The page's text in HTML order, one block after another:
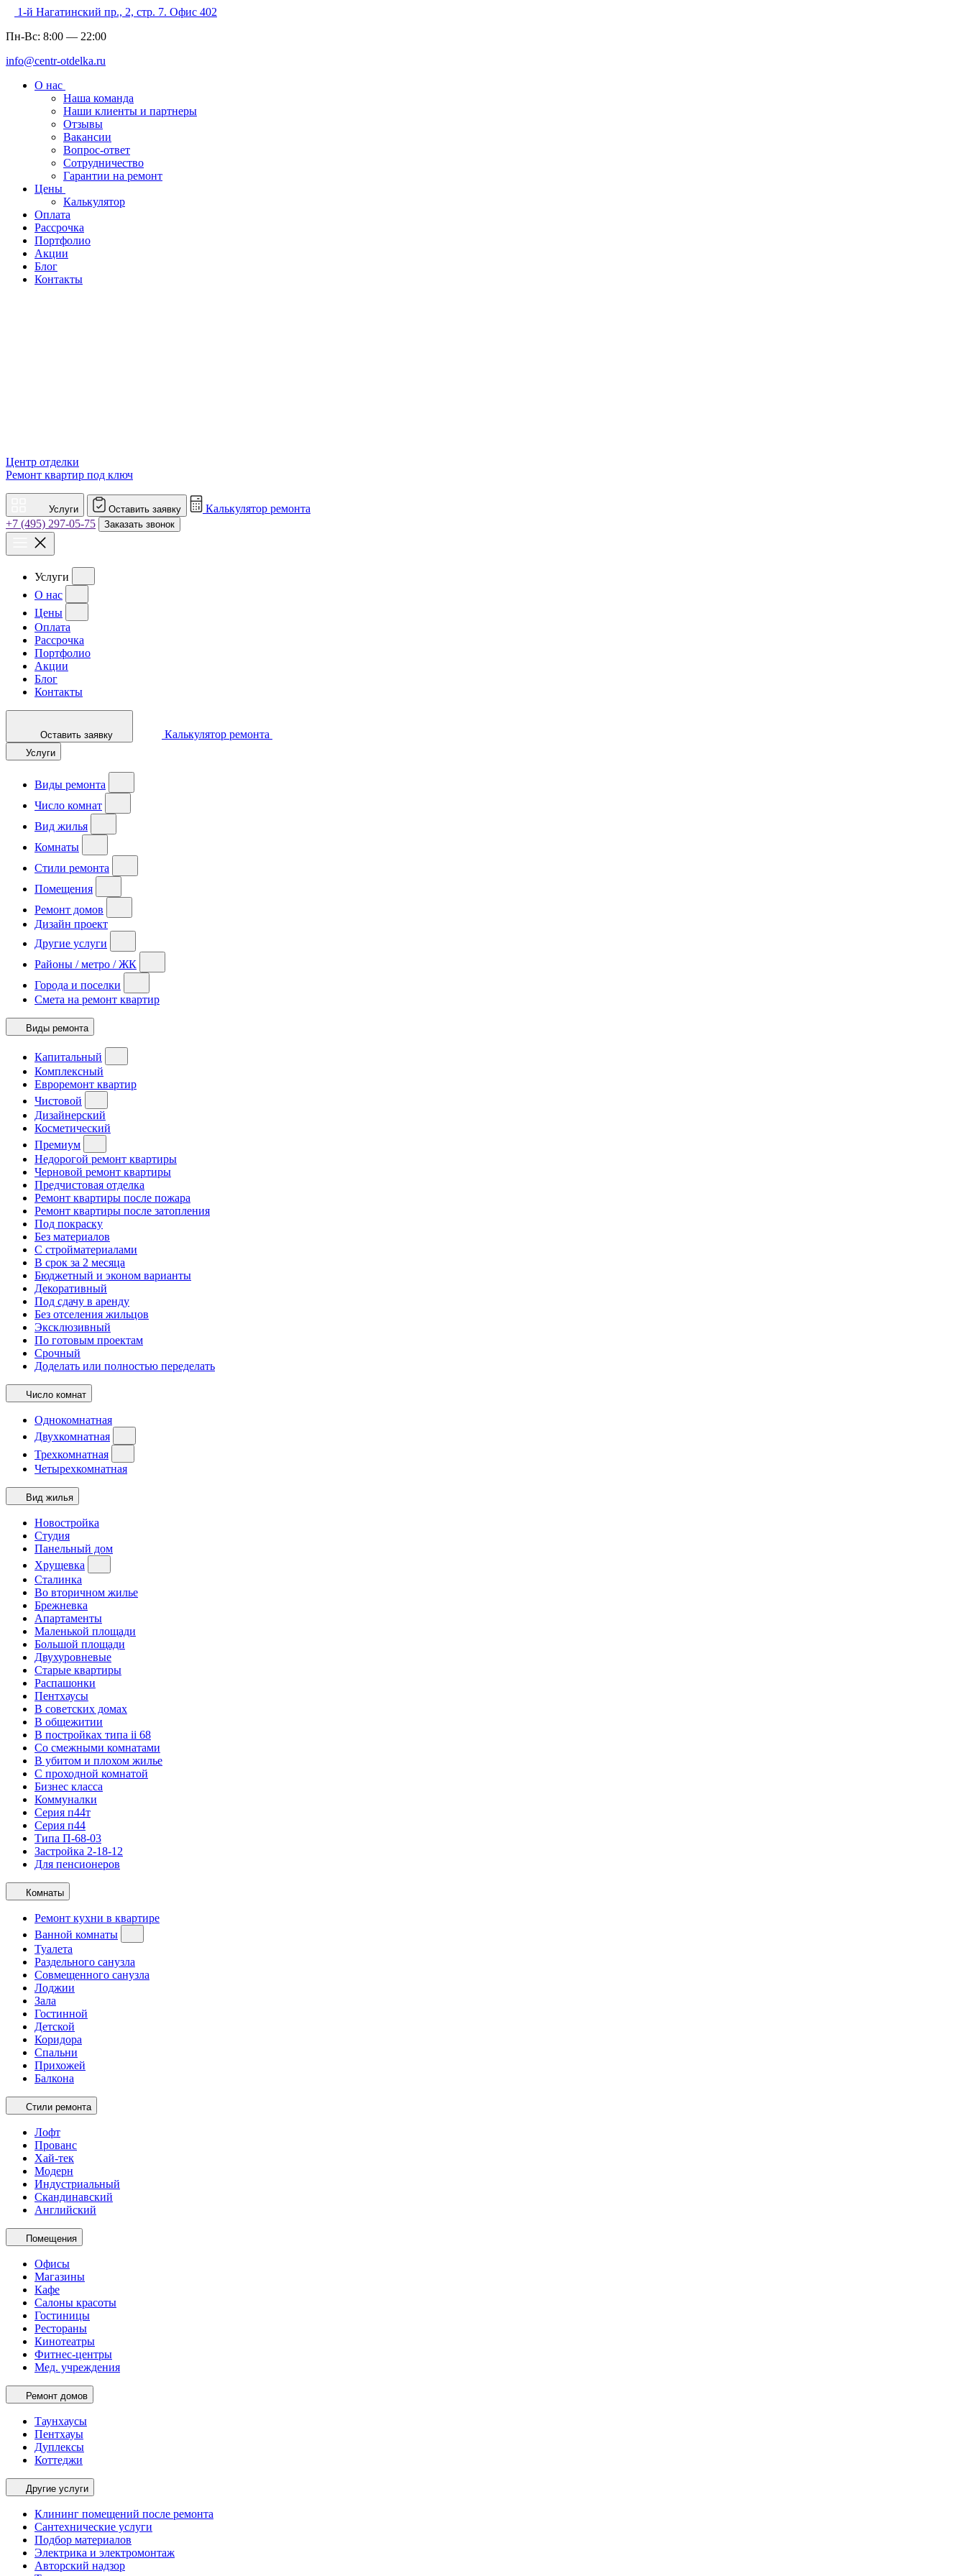
1-й Нагатинский пр., 2, стр. 7. Офис 402
Пн-Вс: 8:00 — 22:00
info@centr-otdelka.ru
О нас
Наша команда
Наши клиенты и партнеры
Отзывы
Вакансии
Вопрос-ответ
Сотрудничество
Гарантии на ремонт
Цены
Калькулятор
Оплата
Рассрочка
Портфолио
Акции
Блог
Контакты
Центр отделки
Ремонт квартир под ключ
Услуги Оставить заявку
Калькулятор ремонта
+7 (495) 297-05-75
Заказать звонок
Услуги
О нас
Цены
Оплата
Рассрочка
Портфолио
Акции
Блог
Контакты
Оставить заявку Калькулятор ремонта
Услуги
Виды ремонта
Число комнат
Вид жилья
Комнаты
Стили ремонта
Помещения
Ремонт домов
Дизайн проект
Другие услуги
Районы / метро / ЖК
Города и поселки
Смета на ремонт квартир
Виды ремонта
Капитальный
Комплексный
Евроремонт квартир
Чистовой
Дизайнерский
Косметический
Премиум
Недорогой ремонт квартиры
Черновой ремонт квартиры
Предчистовая отделка
Ремонт квартиры после пожара
Ремонт квартиры после затопления
Под покраску
Без материалов
С стройматериалами
В срок за 2 месяца
Бюджетный и эконом варианты
Декоративный
Под сдачу в аренду
Без отселения жильцов
Эксклюзивный
По готовым проектам
Срочный
Доделать или полностью переделать
Число комнат
Однокомнатная
Двухкомнатная
Трехкомнатная
Четырехкомнатная
Вид жилья
Новостройка
Студия
Панельный дом
Хрущевка
Сталинка
Во вторичном жилье
Брежневка
Апартаменты
Маленькой площади
Большой площади
Двухуровневые
Старые квартиры
Распашонки
Пентхаусы
В советских домах
В общежитии
В постройках типа ii 68
Со смежными комнатами
В убитом и плохом жилье
С проходной комнатой
Бизнес класса
Коммуналки
Серия п44т
Серия п44
Типа П-68-03
Застройка 2-18-12
Для пенсионеров
Комнаты
Ремонт кухни в квартире
Ванной комнаты
Туалета
Раздельного санузла
Совмещенного санузла
Лоджии
Зала
Гостинной
Детской
Коридора
Спальни
Прихожей
Балкона
Стили ремонта
Лофт
Прованс
Хай-тек
Модерн
Индустриальный
Скандинавский
Английский
Помещения
Офисы
Магазины
Кафе
Салоны красоты
Гостиницы
Рестораны
Кинотеатры
Фитнес-центры
Мед. учреждения
Ремонт домов
Таунхаусы
Пентхауы
Дуплексы
Коттеджи
Другие услуги
Клининг помещений после ремонта
Сантехнические услуги
Подбор материалов
Электрика и электромонтаж
Авторский надзор